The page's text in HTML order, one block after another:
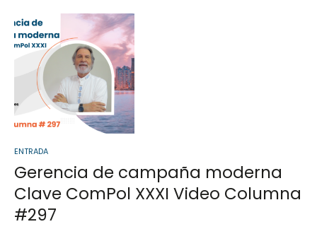
ENTRADA
Gerencia de campaña moderna
Clave ComPol XXXI Video Columna
#297